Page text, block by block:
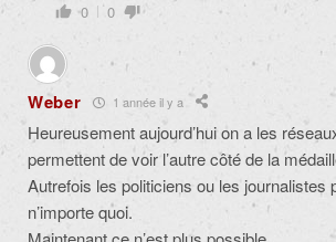
0 0
Weber 1 année il y a
Heureusement aujourd’hui on a les
permettent de voir l’autre côté de la
Autrefois les politiciens ou les journalistes
n’importe quoi.